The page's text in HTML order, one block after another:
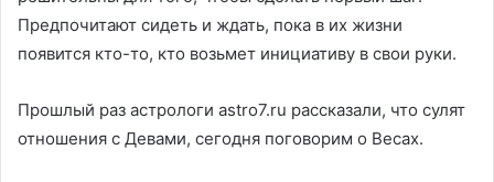
Предпочитают сидеть и ждать, пока в их жизни
появится кто-то, кто возьмет инициативу в свои руки.
Прошлый раз астрологи astro7.ru рассказали, что сулят
отношения с Девами, сегодня поговорим о Весах.